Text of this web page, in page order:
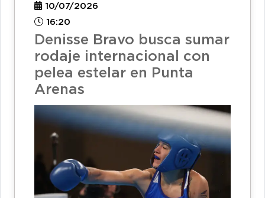
10/07/2026
16:20
Denisse Bravo busca sumar
rodaje internacional con
pelea estelar en Punta
Arenas